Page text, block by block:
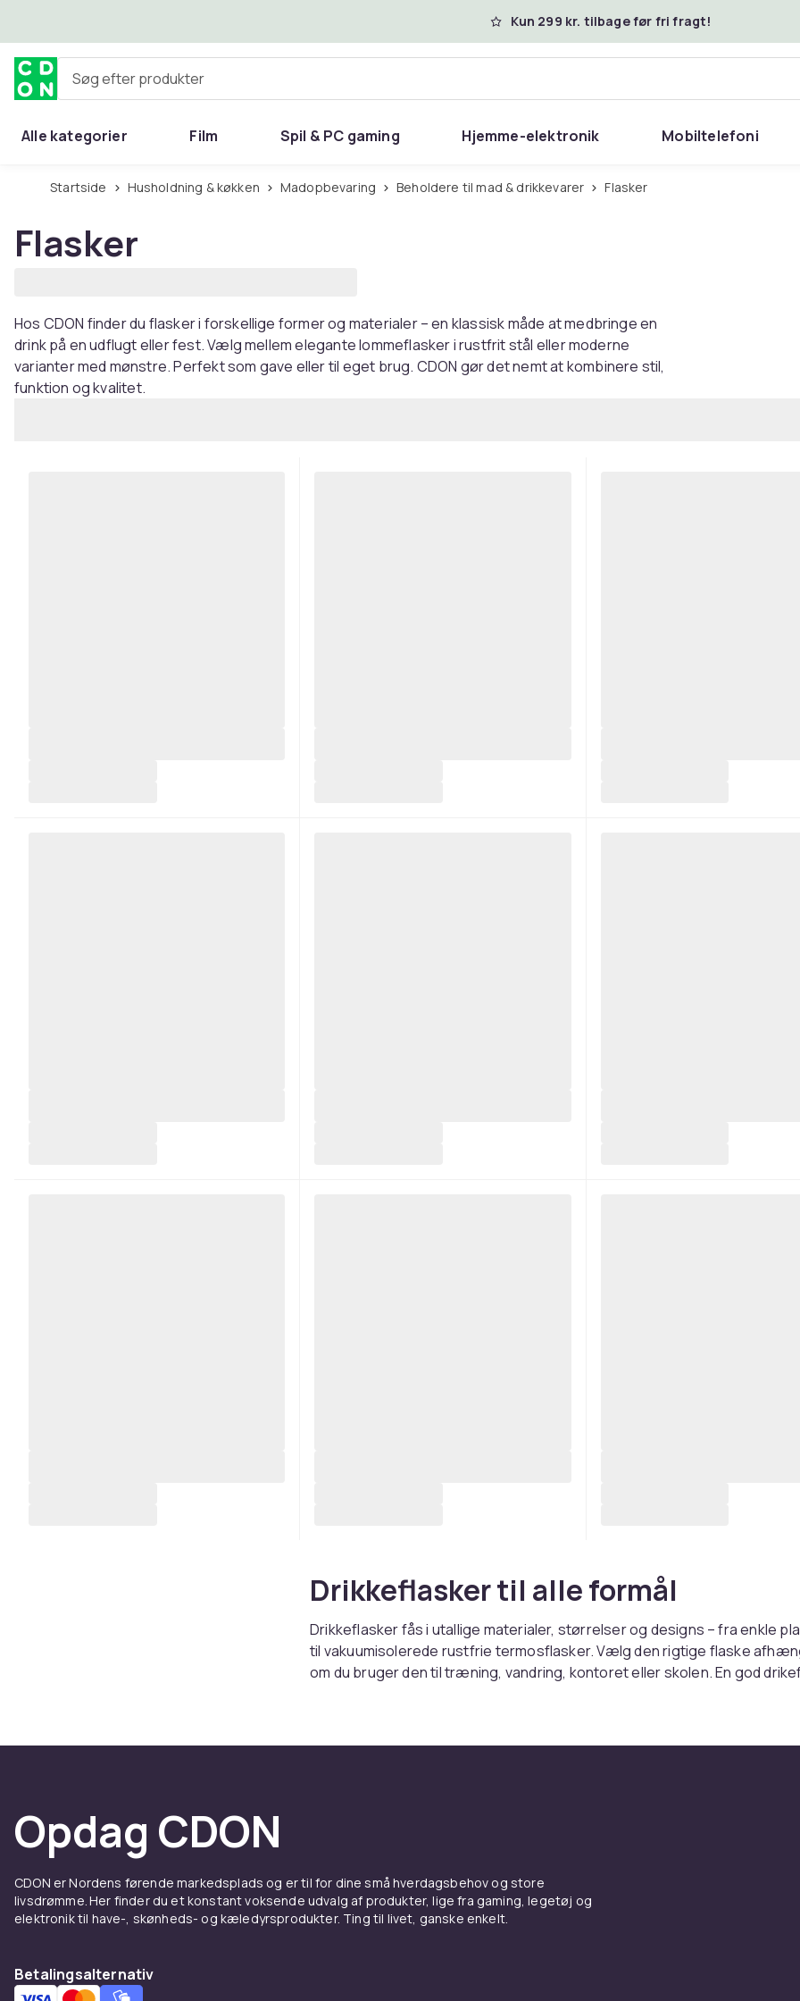
Kun 299 kr. tilbage før fri fragt!
Søg efter produkter
Alle kategorier Film Spil & PC gaming Hjemme-elektronik Mobiltelefoni
Hjem & have
Startside Husholdning & køkken Madopbevaring Beholdere til mad & drikkevarer Flasker
Flasker
Hos CDON finder du flasker i forskellige former og materialer – en klassisk måde at medbringe en
drink på en udflugt eller fest. Vælg mellem elegante lommeflasker i rustfrit stål eller moderne
varianter med mønstre. Perfekt som gave eller til eget brug. CDON gør det nemt at kombinere stil,
funktion og kvalitet.
Drikkeflasker til alle formål
Drikkeflasker fås i utallige materialer, størrelser og designs – fra enkle
til vakuumisolerede rustfrie termosflasker. Vælg den rigtige flaske
om du bruger den til træning, vandring, kontoret eller skolen. En god
Rustfrit stål, plast eller glas?
Vælg den rigtige volumen og låg
En standarddrikeflaske rummer 500–750 ml – passende til træning og
Opdag CDON
CDON er Nordens førende markedsplads og er til for dine små hverdagsbehov og store
livsdrømme. Her finder du et konstant voksende udvalg af produkter, lige fra gaming, legetøj og
elektronik til have-, skønheds- og kæledyrsprodukter. Ting til livet, ganske enkelt.
Betalingsalternativ